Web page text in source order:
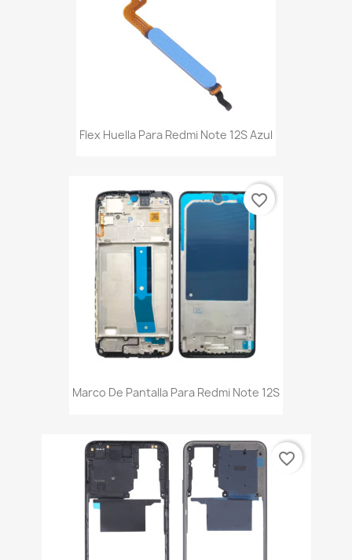
Flex Huella Para Redmi Note 12S Azul
Marco De Pantalla Para Redmi Note 12S
favorite_border
favorite_border